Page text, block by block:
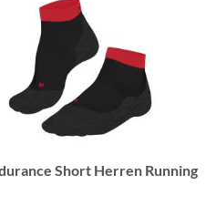
Short Herren Running